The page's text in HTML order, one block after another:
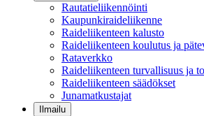
Rautatieliikennöinti
Kaupunkiraideliikenne
Raideliikenteen kalusto
Raideliikenteen koulutus ja
Rataverkko
Raideliikenteen turvallisuus ja
Raideliikenteen säädökset
Junamatkustajat
Ilmailu